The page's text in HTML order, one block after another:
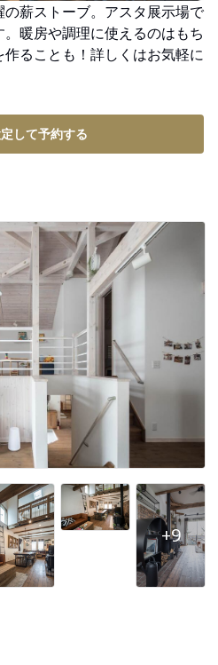
薪ストーブ。アスタ展示場で
暖房や調理に使えるのはもち
ることも！詳しくはお気軽に
して予約する
+9